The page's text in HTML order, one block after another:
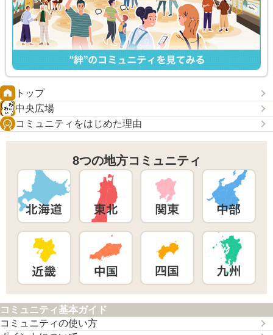
トップ
中央広場
コミュニティをはじめた理由
8つの地方コミュニティ
コミュニティ基本ガイド
コミュニティの使い方